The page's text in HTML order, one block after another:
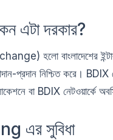
এটা দরকার?
হলো বাংলাদেশের
প্রদান নিশ্চিত করে। BDIX
বা BDIX নেটওয়ার্কে
এর সুবিধা